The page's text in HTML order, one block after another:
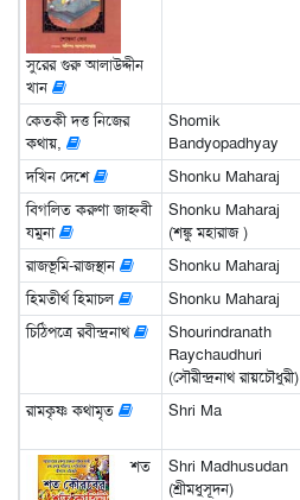
সুরের গুরু আলাউদ্দীন
খান
কেতকী দত্ত নিজের
কথায়,
Shomik
Bandyopadhyay
দখিন দেশে Shonku Maharaj
বিগলিত করুণা জাহ্নবী
যমুনা
Shonku Maharaj
(শঙ্কু মহারাজ )
রাজভূমি-রাজস্থান Shonku Maharaj
হিমতীর্থ হিমাচল
Shonku Maharaj
চিঠিপত্রে রবীন্দ্রনাথ
Shourindranath
Raychaudhuri
(সৌরীন্দ্রনাথ রায়চৌধুরী)
রামকৃষ্ণ কথামৃত Shri Ma
শত
Shri Madhusudan
(শ্রীমধুসূদন)